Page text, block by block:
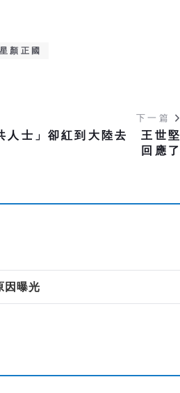
顏正國
下一篇
人士」卻紅到大陸去 王世堅
回應了
因曝光